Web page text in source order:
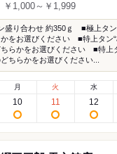
￥1,000～￥1,999
盛り合わせ 約350ｇ ■極上タン
をお選びください ■特上タン“
らかをお選びください ■特上
ちらかをお選びください...
月
10
火
11
水
12